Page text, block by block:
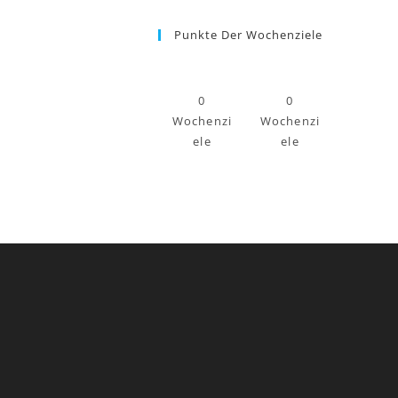
Punkte Der Wochenziele
0
Wochenzi
ele
0
Wochenzi
ele